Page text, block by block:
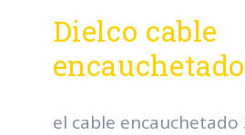
Dielco cable
el cable encauchetado